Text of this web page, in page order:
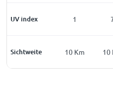
UV index
0 1
Sichtweite
10Km 10 Km 10